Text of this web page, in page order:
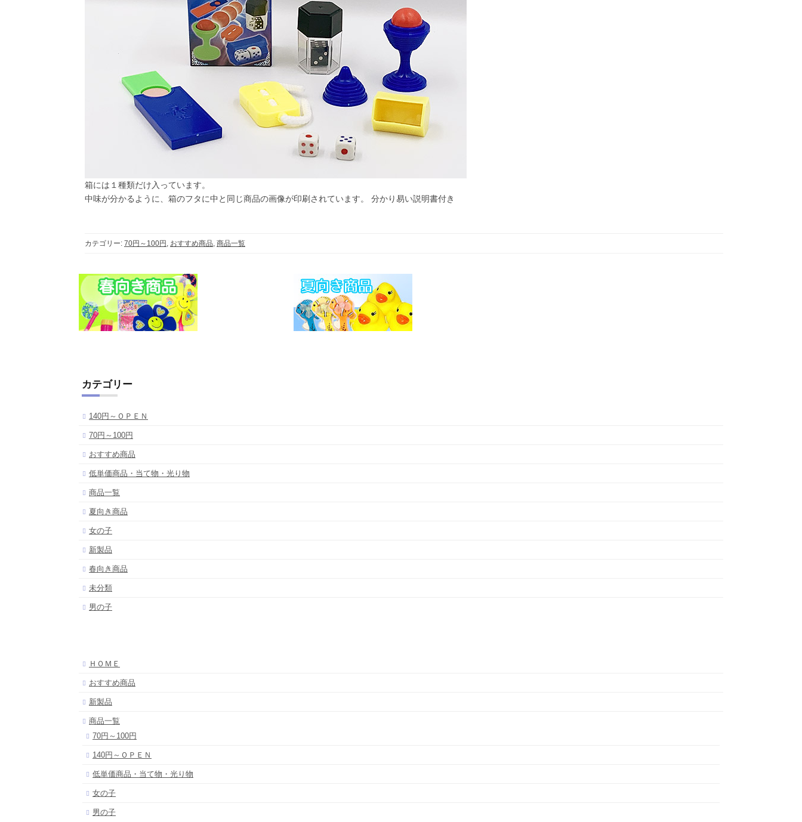
箱には１種類だけ入っています。
中味が分かるように、箱のフタに中と同じ商品の画像が印刷されています。 分かり易い説明書付き
カテゴリー: 70円～100円 , おすすめ商品, 商品一覧
カテゴリー
140円～ＯＰＥＮ
70円～100円
おすすめ商品
低単価商品・当て物・光り物
商品一覧
夏向き商品
女の子
新製品
春向き商品
未分類
男の子
ＨＯＭＥ
おすすめ商品
新製品
商品一覧
70円～100円
140円～ＯＰＥＮ
低単価商品・当て物・光り物
女の子
男の子